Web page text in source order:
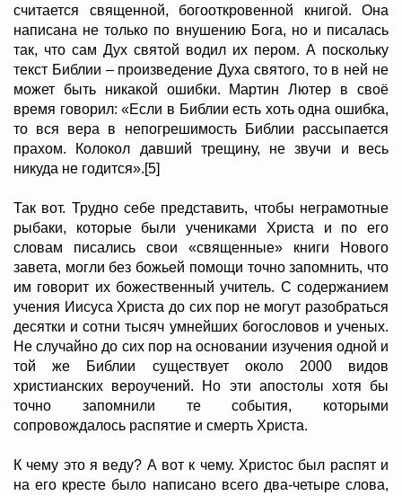
считается священной, богооткровенной книгой. Она
написана не только по внушению Бога, но и писалась
так, что сам Дух святой водил их пером. А поскольку
текст Библии – произведение Духа святого, то в ней не
может быть никакой ошибки. Мартин Лютер в своё
время говорил: «Если в Библии есть хоть одна ошибка,
то вся вера в непогрешимость Библии рассыпается
прахом. Колокол давший трещину, не звучи и весь
никуда не годится».[5]
Так вот. Трудно себе представить, чтобы неграмотные
рыбаки, которые были учениками Христа и по его
словам писались свои «священные» книги Нового
завета, могли без божьей помощи точно запомнить, что
им говорит их божественный учитель. С содержанием
учения Иисуса Христа до сих пор не могут разобраться
десятки и сотни тысяч умнейших богословов и ученых.
Не случайно до сих пор на основании изучения одной и
той же Библии существует около 2000 видов
христианских вероучений. Но эти апостолы хотя бы
точно запомнили те события, которыми
сопровождалось распятие и смерть Христа.
К чему это я веду? А вот к чему. Христос был распят и
на его кресте было написано всего два-четыре слова,